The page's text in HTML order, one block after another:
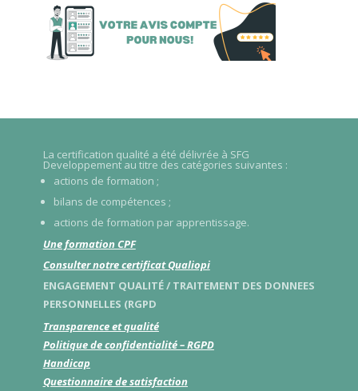
La certification qualité a été délivrée à SFG
Developpement au titre des catégories suivantes :
actions de formation ;
bilans de compétences ;
actions de formation par apprentissage.
Une formation CPF
Consulter notre certificat Qualiopi
ENGAGEMENT QUALITÉ / TRAITEMENT DES DONNEES
PERSONNELLES (RGPD
Transparence et qualité
Politique de confidentialité – RGPD
Handicap
Questionnaire de satisfaction